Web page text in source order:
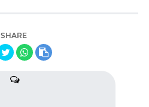
SHARE